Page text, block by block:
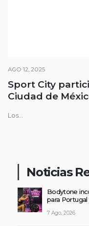
AGO 12, 2025
Sport City
Ciudad de
Los...
Noticias
Bodytone
para Portugal
7 Ago, 2026